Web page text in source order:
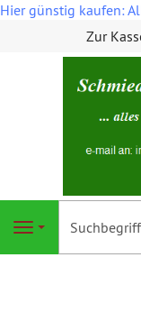
Hier günstig kaufen:
Zur
Navigation